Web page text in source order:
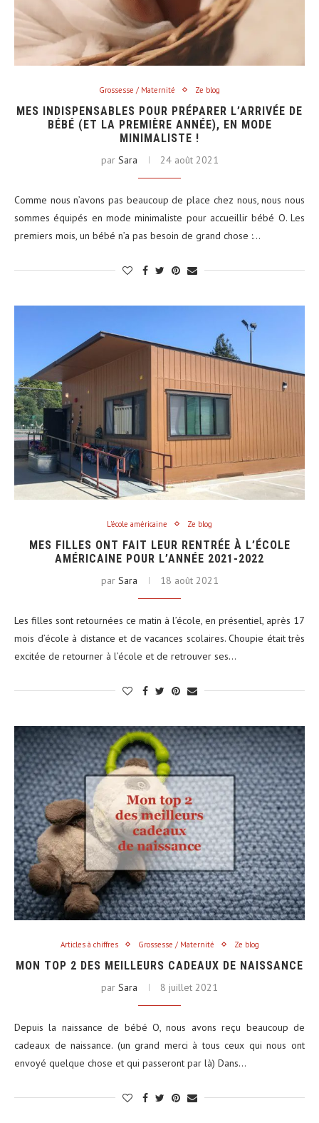
Grossesse / Maternité Ze blog
MES INDISPENSABLES POUR PRÉPARER L’ARRIVÉE DE
BÉBÉ (ET LA PREMIÈRE ANNÉE), EN MODE
MINIMALISTE !
par Sara 24 août 2021
Comme nous n’avons pas beaucoup de place chez nous, nous nous
sommes équipés en mode minimaliste pour accueillir bébé O. Les
premiers mois, un bébé n’a pas besoin de grand chose :…
L'école américaine Ze blog
MES FILLES ONT FAIT LEUR RENTRÉE À L’ÉCOLE
AMÉRICAINE POUR L’ANNÉE 2021-2022
par Sara 18 août 2021
Les filles sont retournées ce matin à l’école, en présentiel, après 17
mois d’école à distance et de vacances scolaires. Choupie était très
excitée de retourner à l’école et de retrouver ses…
Articles à chiffres Grossesse / Maternité Ze blog
MON TOP 2 DES MEILLEURS CADEAUX DE NAISSANCE
par Sara 8 juillet 2021
Depuis la naissance de bébé O, nous avons reçu beaucoup de
cadeaux de naissance. (un grand merci à tous ceux qui nous ont
envoyé quelque chose et qui passeront par là) Dans…